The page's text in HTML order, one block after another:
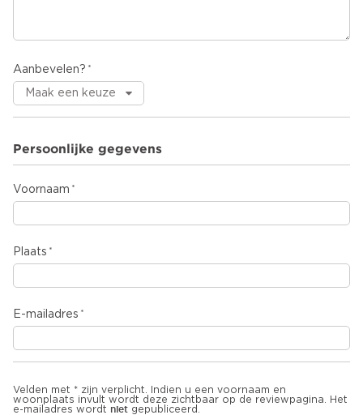
Aanbevelen?
Persoonlijke gegevens
Voornaam
Plaats
E-mailadres
Velden met * zijn verplicht. Indien u een voornaam en
woonplaats invult wordt deze zichtbaar op de reviewpagina. Het
e-mailadres wordt niet gepubliceerd.